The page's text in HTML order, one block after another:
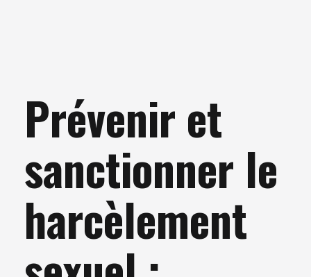
Prévenir et
sanctionner le
harcèlement